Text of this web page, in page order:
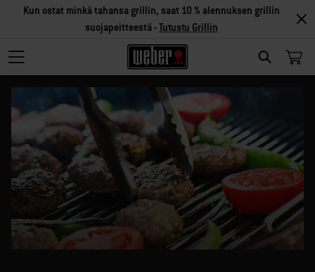
SEARCH
Kun ostat minkä tahansa grillin, saat 10 % alennuksen grillin
suojapeitteestä -Tutustu Grillin